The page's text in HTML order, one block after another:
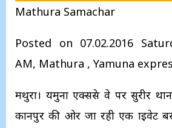
Mathura Samachar
Posted on 07.02.2016
AM, Mathura , Yamuna
मथुरा। यमुना एक्सप्रेस वे पर सुरीर
कानपुर की ओर जा रही एक प्राइवेट